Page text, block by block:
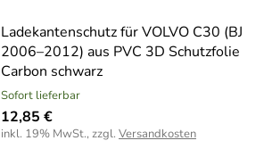
Ladekantenschutz für VOLVO C30 (BJ
2006–2012) aus PVC 3D Schutzfolie
Carbon schwarz
Sofort lieferbar
12,85 €
inkl. 19% MwSt., zzgl. Versandkosten